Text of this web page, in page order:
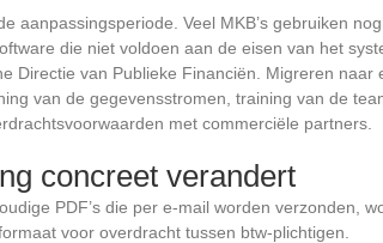
aanpassingsperiode. Veel MKB’s gebruiken
die niet voldoen aan de eisen van het
Directie van Publieke Financiën. Migreren naar
van de gegevensstromen, training van de
met commerciële partners.
concreet verandert
PDF’s die per e-mail worden verzonden,
voor overdracht tussen btw-plichtigen.